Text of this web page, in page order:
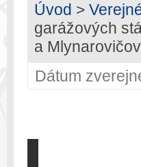
Úvod >
garážových
a
Dátum